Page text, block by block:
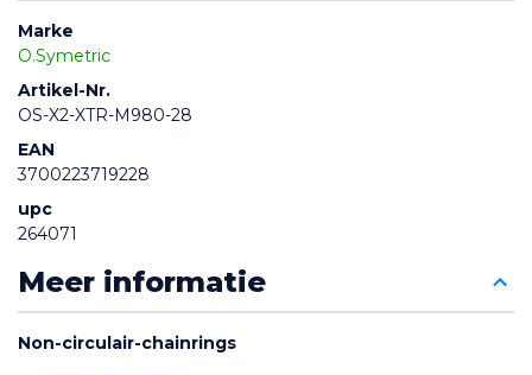
Marke
O.Symetric
Artikel-Nr.
OS-X2-XTR-M980-28
EAN
3700223719228
upc
264071
Meer informatie
Non-circulair-chainrings